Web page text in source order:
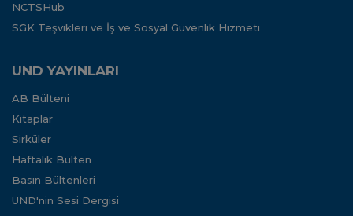
NCTSHub
SGK Teşvikleri ve İş ve Sosyal Güvenlik Hizmeti
UND YAYINLARI
AB Bülteni
Kitaplar
Sirküler
Haftalık Bülten
Basın Bültenleri
UND'nin Sesi Dergisi